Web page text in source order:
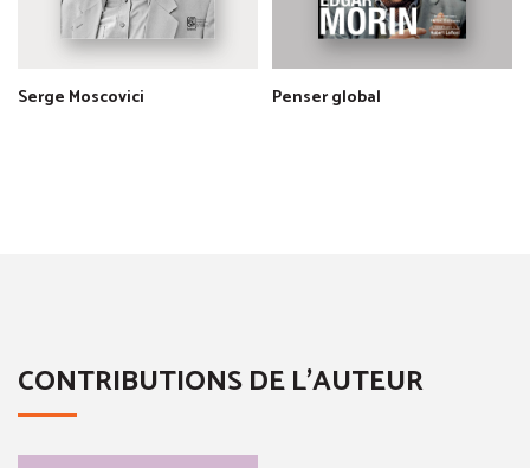
Serge Moscovici Penser global
CONTRIBUTIONS DE L'AUTEUR